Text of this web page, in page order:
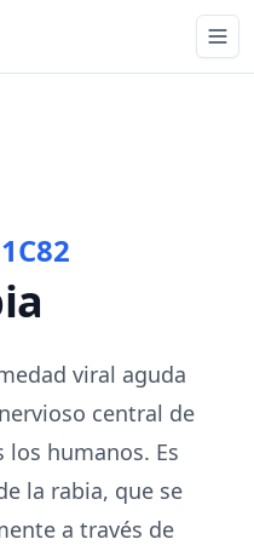
1C82
viral aguda
central de
humanos. Es
la rabia, que se
a través de